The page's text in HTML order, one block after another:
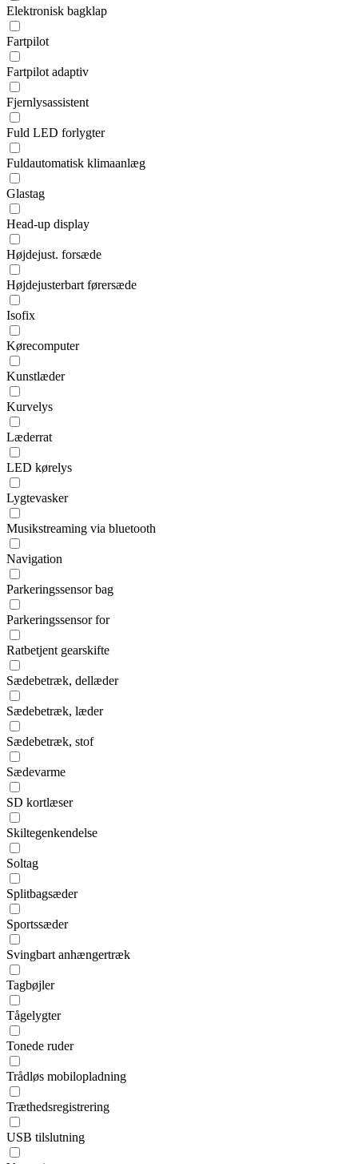
Elektronisk bagklap
Fartpilot
Fartpilot adaptiv
Fjernlysassistent
Fuld LED forlygter
Fuldautomatisk klimaanlæg
Glastag
Head-up display
Højdejust. forsæde
Højdejusterbart førersæde
Isofix
Kørecomputer
Kunstlæder
Kurvelys
Læderrat
LED kørelys
Lygtevasker
Musikstreaming via bluetooth
Navigation
Parkeringssensor bag
Parkeringssensor for
Ratbetjent gearskifte
Sædebetræk, dellæder
Sædebetræk, læder
Sædebetræk, stof
Sædevarme
SD kortlæser
Skiltegenkendelse
Soltag
Splitbagsæder
Sportssæder
Svingbart anhængertræk
Tagbøjler
Tågelygter
Tonede ruder
Trådløs mobilopladning
Træthedsregistrering
USB tilslutning